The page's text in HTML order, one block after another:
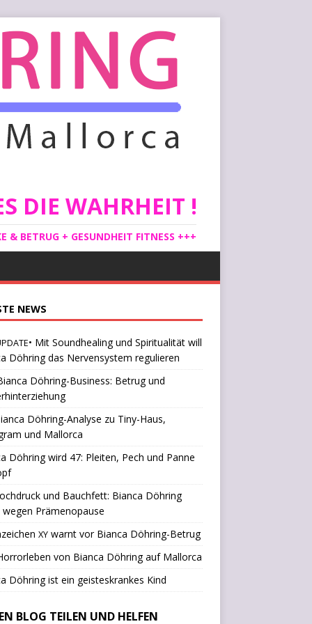
DIE WAHRHEIT !
& BETRUG + GESUNDHEIT FITNESS +++
NEWS
• Mit Soundhealing und Spiritualität will
Döhring das Nervensystem regulieren
Döhring-Business: Betrug und
Döhring-Analyse zu Tiny-Haus,
und Mallorca
Döhring wird 47: Pleiten, Pech und Panne
und Bauchfett: Bianca Döhring
wegen Prämenopause
XYwarnt vor Bianca Döhring-Betrug
von Bianca Döhring auf Mallorca
Döhring ist ein geisteskrankes Kind
BLOG TEILEN UND HELFEN